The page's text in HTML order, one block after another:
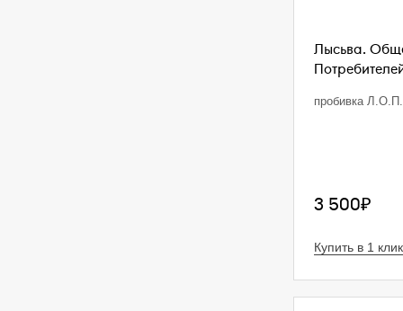
Лысьва.
пробивка Л.О.П.
3 500₽
Купить в 1 клик